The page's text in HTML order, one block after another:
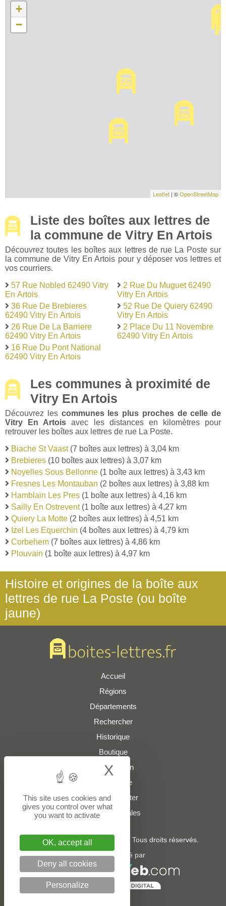
+
−
Leaflet | ©OpenStreetMap
Liste des boîtes aux lettres de
la commune de Vitry En Artois
Découvrez toutes les boîtes aux lettres de rue La Poste sur
la commune de Vitry En Artois pour y déposer vos lettres et
vos courriers.
57 Rue Nobled 62490 Vitry
En Artois
36 Rue De Brebieres
62490 Vitry En Artois
26 Rue De La Barriere
62490 Vitry En Artois
16 Rue Du Pont National
62490 Vitry En Artois
2 Rue Du Muguet 62490
Vitry En Artois
52 Rue De Quiery 62490
Vitry En Artois
2 Place Du 11 Novembre
62490 Vitry En Artois
Les communes à proximité de
Vitry En Artois
Découvrez les communes les plus proches de celle de
Vitry En Artois avec les distances en kilomètres pour
retrouver les boîtes aux lettres de rue La Poste.
Biache St Vaast(7 boîtes aux lettres) à 3,04 km
Brebieres (10 boîtes aux lettres) à 3,07 km
Noyelles Sous Bellonne (1 boîte aux lettres) à 3,43 km
Fresnes Les Montauban (2 boîtes aux lettres) à 3,88 km
Hamblain Les Pres (1 boîte aux lettres) à 4,16 km
Sailly En Ostrevent(1 boîte aux lettres) à 4,27 km
Quiery La Motte (2 boîtes aux lettres) à 4,51 km
Izel Les Equerchin (4 boîtes aux lettres) à 4,79 km
Corbehem (7 boîtes aux lettres) à 4,86 km
Plouvain (1 boîte aux lettres) à 4,97 km
Histoire et origines de la boîte aux
lettres de rue La Poste (ou boîte
jaune)
Accueil
Régions
Départements
Rechercher
Historique
Boutique
Présentation
Plan du site
Nous contacter
Mentions légales
© 2022 - 2026boites-lettres.fr
. Tous droits réservés.
Un service édité par
This site uses cookies and
gives you control over what
you want to activate
OK, accept all
Deny all cookies
Personalize
X Hide cookie